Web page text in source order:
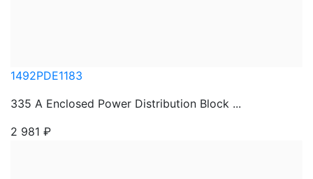
1492PDE1183
335 A Enclosed Power Distribution Block ...
2 981 ₽